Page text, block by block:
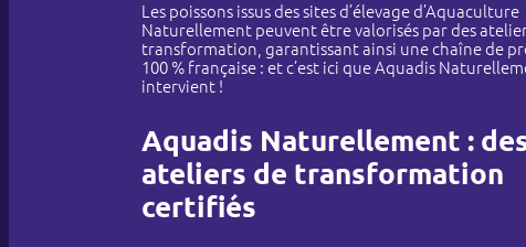
Les poissons issus des sites d’élevage d’Aquaculture
Naturellement peuvent être valorisés par des
transformation, garantissant ainsi une chaîne de
100 % française : et c’est ici que Aquadis
intervient !
Aquadis Naturellement :
ateliers de transformation
certifiés